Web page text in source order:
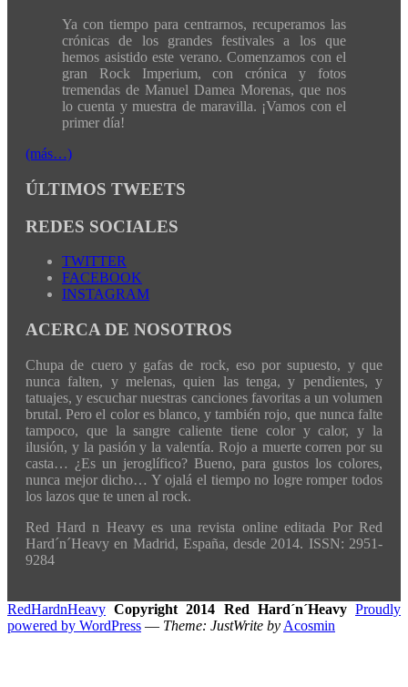
Ya con tiempo para centrarnos, recuperamos las
crónicas de los grandes festivales a los que
hemos asistido este verano. Comenzamos con el
gran Rock Imperium, con crónica y fotos
tremendas de Manuel Damea Morenas, que nos
lo cuenta y muestra de maravilla. ¡Vamos con el
primer día!
(más…)
ÚLTIMOS TWEETS
REDES SOCIALES
TWITTER
FACEBOOK
INSTAGRAM
ACERCA DE NOSOTROS
Chupa de cuero y gafas de rock, eso por supuesto, y que
nunca falten, y melenas, quien las tenga, y pendientes, y
tatuajes, y escuchar nuestras canciones favoritas a un volumen
brutal. Pero el color es blanco, y también rojo, que nunca falte
tampoco, que la sangre caliente tiene color y calor, y la
ilusión, y la pasión y la valentía. Rojo a muerte corren por su
casta… ¿Es un jeroglífico? Bueno, para gustos los colores,
nunca mejor dicho… Y ojalá el tiempo no logre romper todos
los lazos que te unen al rock.
Red Hard n Heavy es una revista online editada Por Red
Hard´n´Heavy en Madrid, España, desde 2014. ISSN: 2951-
9284
RedHardnHeavy Copyright 2014 Red Hard´n´Heavy Proudly
powered by WordPress — Theme: JustWrite by Acosmin